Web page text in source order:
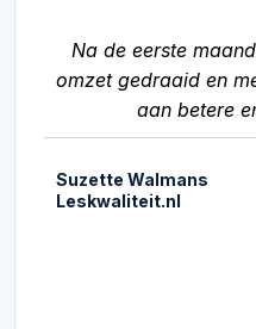
Na de eerste
omzet gedraaid en
aan betere
Suzette Walmans
Leskwaliteit.nl